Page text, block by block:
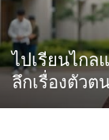
ไปเรียนไกล
ลึกเรื่องตัวต